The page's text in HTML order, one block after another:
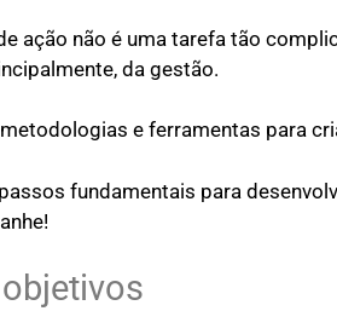
ação não é uma tarefa tão
da gestão.
e ferramentas para
fundamentais para